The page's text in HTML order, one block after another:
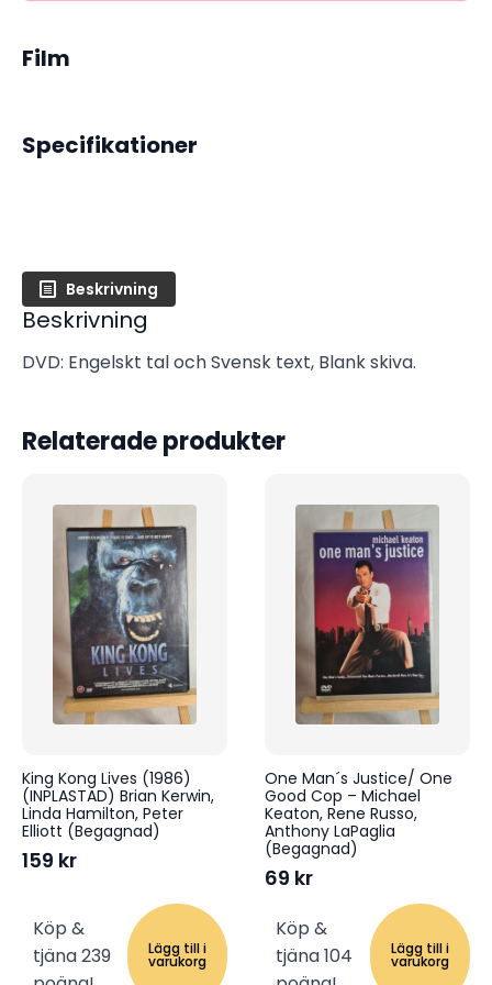
Film
Specifikationer
Beskrivning
Beskrivning
DVD: Engelskt tal och Svensk text, Blank skiva.
Relaterade produkter
King Kong Lives (1986)
(INPLASTAD) Brian Kerwin,
Linda Hamilton, Peter
Elliott (Begagnad)
159 kr
Köp &
tjäna 239
Lägg till i
varukorg
One Man´s Justice/ One
Good Cop – Michael
Keaton, Rene Russo,
Anthony LaPaglia
(Begagnad)
69 kr
Köp &
tjäna 104
Lägg till i
varukorg